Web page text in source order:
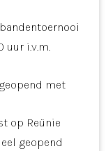
uur i.v.m.
met
op Reünie
geopend